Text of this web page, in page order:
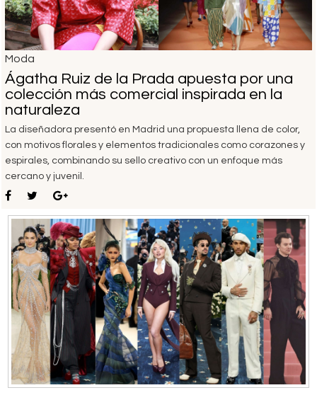
Moda
Ágatha Ruiz de la Prada apuesta por una
colección más comercial inspirada en la
naturaleza
La diseñadora presentó en Madrid una propuesta llena de color,
con motivos florales y elementos tradicionales como corazones y
espirales, combinando su sello creativo con un enfoque más
cercano y juvenil.